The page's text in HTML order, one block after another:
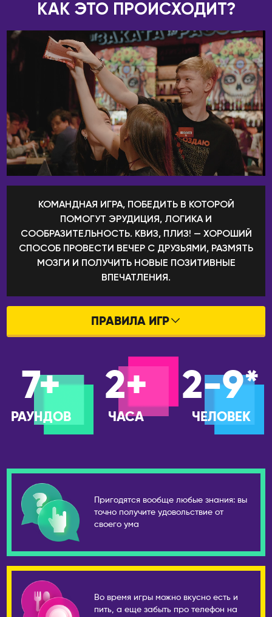
Комсомольск-на-
Амуре
Коряжма
Кострома
Красноярск
Лесосибирск
Луховицы
Магадан
Москва
Мурманск
Набережные Челны
Нижний Новгород
Новомосковск
Новороссийск
Новосибирск
Озёрск
Октябрьский
Омск
Орёл
Оренбург
Пенза
Петрозаводск
Петропавловск-
Бали
ИСПАНИЯ
Аликанте
Барселона
Валенсия
Мадрид
ИТАЛИЯ
Милан
КАЗАХСТАН
Алматы
Астана
Атырау
Караганда
Павлодар
Шымкент
Виннипег
Эдмонтон
КИПР
Никосия
Пафос
КИТАЙ
Гуанчжоу
КАК ЭТО ПРОИСХОДИТ?
КОМАНДНАЯ ИГРА, ПОБЕДИТЬ В КОТОРОЙ
ПОМОГУТ ЭРУДИЦИЯ, ЛОГИКА И
СООБРАЗИТЕЛЬНОСТЬ. КВИЗ, ПЛИЗ! — ХОРОШИЙ
СПОСОБ ПРОВЕСТИ ВЕЧЕР С ДРУЗЬЯМИ, РАЗМЯТЬ
МОЗГИ И ПОЛУЧИТЬ НОВЫЕ ПОЗИТИВНЫЕ
ВПЕЧАТЛЕНИЯ.
ПРАВИЛА ИГР
ПРАВИЛА ОНЛАЙН ИГР
7+
РАУНДОВ
2+
ЧАСА
2-9*
ЧЕЛОВЕК
Пригодятся вообще любые знания: вы
точно получите удовольствие от
своего ума
Во время игры можно вкусно есть и
пить, а еще забыть про телефон на